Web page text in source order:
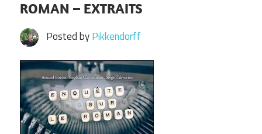
ROMAN – EXTRAITS
Posted byPikkendorff